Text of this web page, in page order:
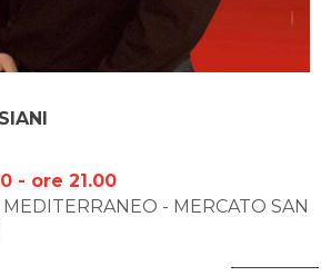
- ore 21.00
- MERCATO SAN